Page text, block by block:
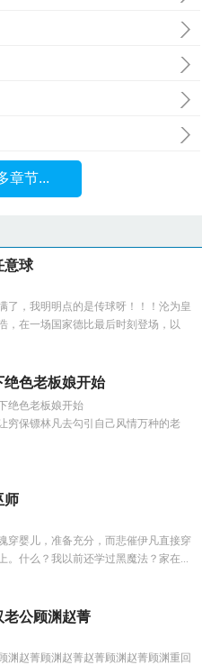
章节...
意球
了，我明明点的是传球呀！！！沦为皇
，在一场国家德比最后时刻登场，以
色老板娘开始
绝色老板娘开始
穷保镖林凡去勾引自己风情万种的老
师
穿婴儿，准备充分，而悲催伊凡直接穿
。什么？我以前还学过黑魔法？家在...
老公顾渊赵菁
渊赵菁顾渊赵菁赵菁顾渊赵菁顾渊重回